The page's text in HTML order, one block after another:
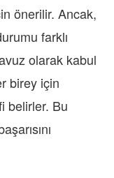
önerilir. Ancak,
farklı
olarak kabul
birey için
belirler. Bu